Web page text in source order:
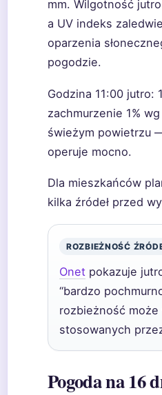
mm. Wilgotność
a UV indeks
oparzenia
pogodzie.
Godzina 11:00 jutro:
zachmurzenie 1%
świeżym powietrzu
operuje mocno.
Dla mieszkańców
kilka źródeł przed
ROZBIEŻNOŚĆ
Onet pokazuje
“bardzo
rozbieżność
stosowanych
Pogoda na 16